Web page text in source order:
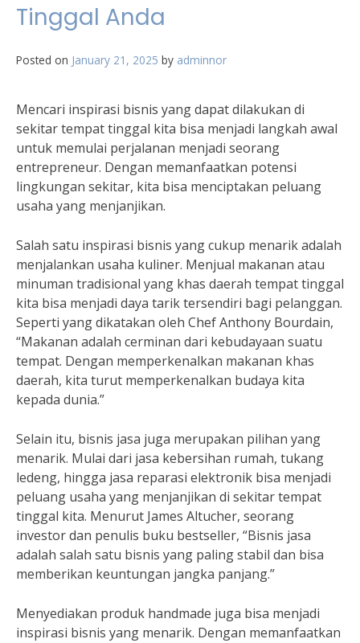
Tinggal Anda
Posted on January 21, 2025 by adminnor
Mencari inspirasi bisnis yang dapat dilakukan di
sekitar tempat tinggal kita bisa menjadi langkah awal
untuk memulai perjalanan menjadi seorang
entrepreneur. Dengan memanfaatkan potensi
lingkungan sekitar, kita bisa menciptakan peluang
usaha yang menjanjikan.
Salah satu inspirasi bisnis yang cukup menarik adalah
menjalankan usaha kuliner. Menjual makanan atau
minuman tradisional yang khas daerah tempat tinggal
kita bisa menjadi daya tarik tersendiri bagi pelanggan.
Seperti yang dikatakan oleh Chef Anthony Bourdain,
“Makanan adalah cerminan dari kebudayaan suatu
tempat. Dengan memperkenalkan makanan khas
daerah, kita turut memperkenalkan budaya kita
kepada dunia.”
Selain itu, bisnis jasa juga merupakan pilihan yang
menarik. Mulai dari jasa kebersihan rumah, tukang
ledeng, hingga jasa reparasi elektronik bisa menjadi
peluang usaha yang menjanjikan di sekitar tempat
tinggal kita. Menurut James Altucher, seorang
investor dan penulis buku bestseller, “Bisnis jasa
adalah salah satu bisnis yang paling stabil dan bisa
memberikan keuntungan jangka panjang.”
Menyediakan produk handmade juga bisa menjadi
inspirasi bisnis yang menarik. Dengan memanfaatkan